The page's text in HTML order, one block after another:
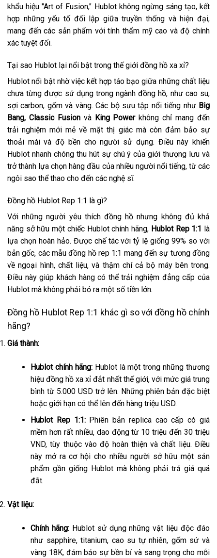
khẩu hiệu "Art of Fusion," Hublot không ngừng sáng tạo, kết
hợp những yếu tố đối lập giữa truyền thống và hiện đại,
mang đến các sản phẩm với tính thẩm mỹ cao và độ chính
xác tuyệt đối.
Tại sao Hublot lại nổi bật trong thế giới đồng hồ xa xỉ?
Hublot nổi bật nhờ việc kết hợp táo bạo giữa những chất liệu
chưa từng được sử dụng trong ngành đồng hồ, như cao su,
sợi carbon, gốm và vàng. Các bộ sưu tập nổi tiếng như Big
Bang, Classic Fusionvà King Powerkhông chỉ mang đến
trải nghiệm mới mẻ về mặt thị giác mà còn đảm bảo sự
thoải mái và độ bền cho người sử dụng. Điều này khiến
Hublot nhanh chóng thu hút sự chú ý của giới thượng lưu và
trở thành lựa chọn hàng đầu của nhiều người nổi tiếng, từ các
ngôi sao thể thao cho đến các nghệ sĩ.
Đồng hồ Hublot Rep 1:1 là gì?
Với những người yêu thích đồng hồ nhưng không đủ khả
năng sở hữu một chiếc Hublot chính hãng, Hublot Rep 1:1 là
lựa chọn hoàn hảo. Được chế tác với tỷ lệ giống 99% so với
bản gốc, các mẫu đồng hồ rep 1:1 mang đến sự tương đồng
về ngoại hình, chất liệu, và thậm chí cả bộ máy bên trong.
Điều này giúp khách hàng có thể trải nghiệm đẳng cấp của
Hublot mà không phải bỏ ra một số tiền lớn.
Đồng hồ Hublot Rep 1:1 khác gì so với đồng hồ chính
hãng?
Giá thành:
Hublot chính hãng:Hublot là một trong những thương
hiệu đồng hồ xa xỉ đắt nhất thế giới, với mức giá trung
bình từ 5.000 USD trở lên. Những phiên bản đặc biệt
hoặc giới hạn có thể lên đến hàng triệu USD.
Hublot Rep 1:1:Phiên bản replica cao cấp có giá
mềm hơn rất nhiều, dao động từ 10 triệu đến 30 triệu
VND, tùy thuộc vào độ hoàn thiện và chất liệu. Điều
này mở ra cơ hội cho nhiều người sở hữu một sản
phẩm gần giống Hublot mà không phải trả giá quá
đắt.
Vật liệu:
Chính hãng:Hublot sử dụng những vật liệu độc đáo
như sapphire, titanium, cao su tự nhiên, gốm sứ và
vàng 18K, đảm bảo sự bền bỉ và sang trọng cho mỗi